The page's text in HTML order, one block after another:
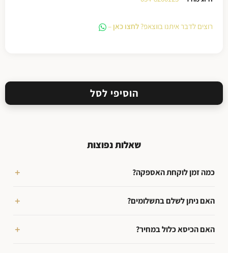
רוצים לדבר איתנו בווצאפ? לחצו כאן –
הוסיפי לסל
שאלות נפוצות
כמה זמן לוקחת האספקה?
האם ניתן לשלם בתשלומים?
האם הכיסא כלול במחיר?